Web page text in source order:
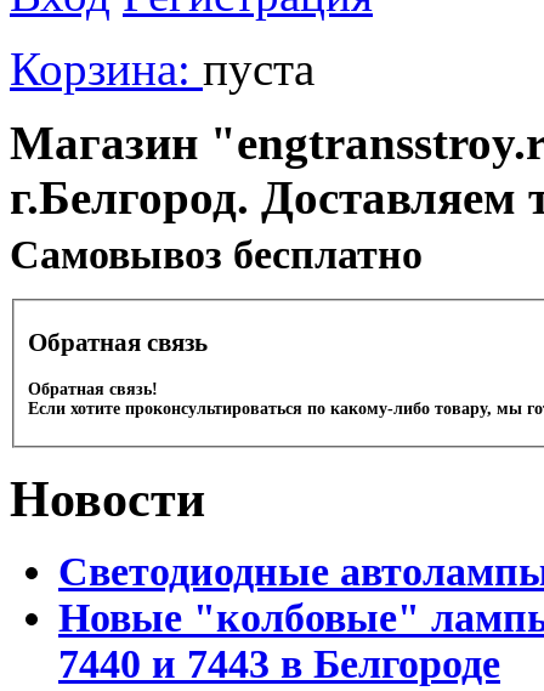
Корзина: пуста
Магазин
г.Белгород.
Cамовывоз бесплатно
Обратная связь
Обратная связь!
Если хотите проконсультироваться по какому-либо товару, мы
Новости
Светодиодные
Новые "колбовые"
7440 и 7443 в Белгороде